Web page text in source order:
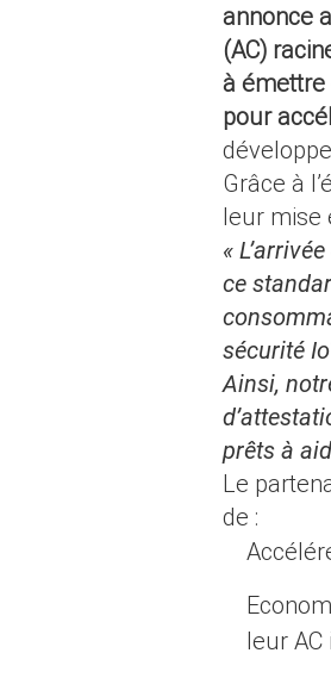
annonce
(AC)
à émettre
pour
Grâce à
leur mise
«
ce
sécurité
Ainsi,
prêts à
Le
de :
leur AC